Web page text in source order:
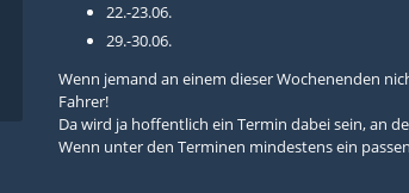
22.-23.06.
29.-30.06.
Wenn jemand an einem dieser Wochenenden
Fahrer!
Da wird ja hoffentlich ein Termin dabei sein, an
Wenn unter den Terminen mindestens ein